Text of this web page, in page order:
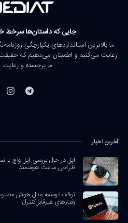
جایی که داستان‌ها سرخط
ما بالاترین استانداردهای یکپارچگی
رعایت می‌کنیم و اطمینان می‌دهیم که
ما برجسته و
آخرین اخبار
اپل در حال بررسی اپل واچ با
طراحی ساعت هوشمند
رفتارهای غیرقابل‌کنترل